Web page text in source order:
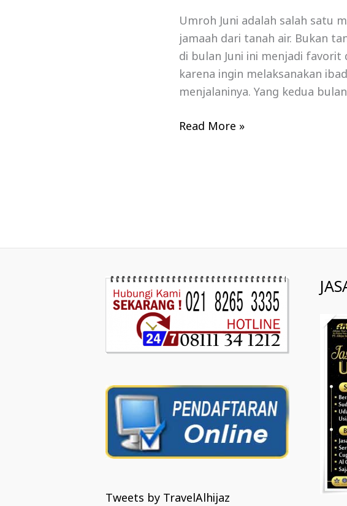
Umroh Juni adalah salah satu
jamaah dari tanah air. Bukan
di bulan Juni ini menjadi favorit
karena ingin melaksanakan
menjalaninya. Yang kedua
Read More »
Tweets by TravelAlhijaz